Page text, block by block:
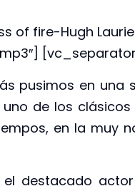
of fire-Hugh
[vc_separator]
pusimos en una
uno de los
en la muy
el destacado